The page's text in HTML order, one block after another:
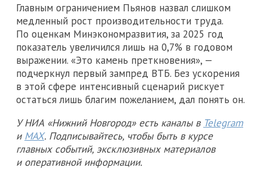
Главным ограничением Пьянов назвал слишком
медленный рост производительности труда.
По оценкам Минэкономразвития, за 2025 год
показатель увеличился лишь на 0,7% в годовом
выражении. «Это камень преткновения», —
подчеркнул первый зампред ВТБ. Без ускорения
в этой сфере интенсивный сценарий рискует
остаться лишь благим пожеланием, дал понять он.
У НИА «Нижний Новгород» есть каналы в Telegram
и MAX. Подписывайтесь, чтобы быть в курсе
главных событий, эксклюзивных материалов
и оперативной информации.